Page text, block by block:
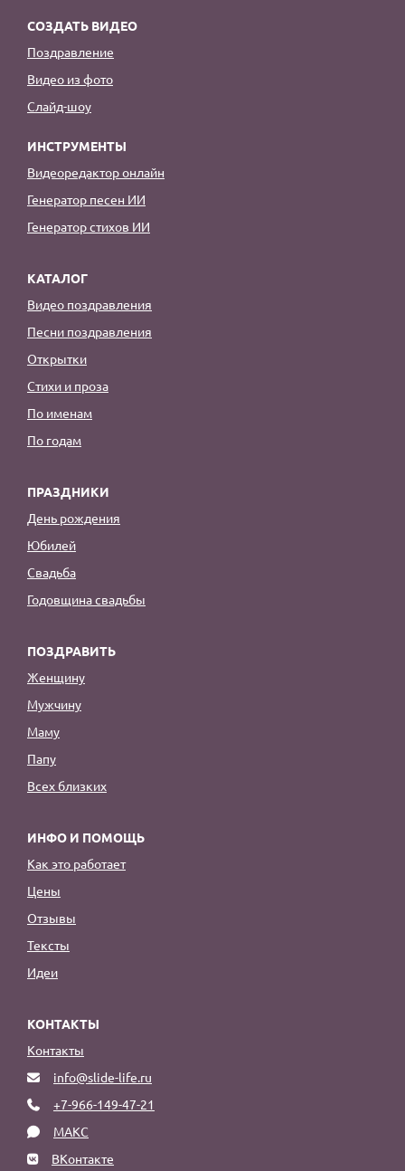
СОЗДАТЬ ВИДЕО
Поздравление
Видео из фото
Слайд-шоу
ИНСТРУМЕНТЫ
Видеоредактор онлайн
Генератор песен ИИ
Генератор стихов ИИ
КАТАЛОГ
Видео поздравления
Песни поздравления
Открытки
Стихи и проза
По именам
По годам
ПРАЗДНИКИ
День рождения
Юбилей
Свадьба
Годовщина свадьбы
ПОЗДРАВИТЬ
Женщину
Мужчину
Маму
Папу
Всех близких
ИНФО И ПОМОЩЬ
Как это работает
Цены
Отзывы
Тексты
Идеи
КОНТАКТЫ
Контакты
info@slide-life.ru
+7-966-149-47-21
МАКС
ВКонтакте